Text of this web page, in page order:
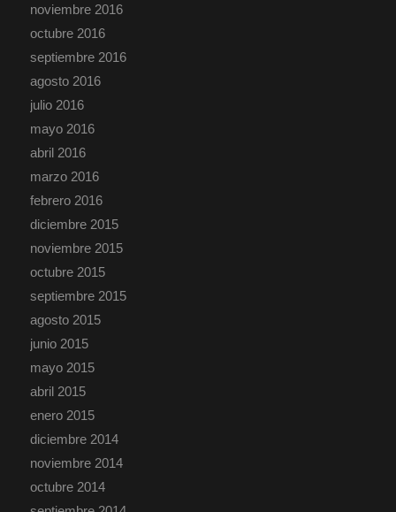
noviembre 2016
octubre 2016
septiembre 2016
agosto 2016
julio 2016
mayo 2016
abril 2016
marzo 2016
febrero 2016
diciembre 2015
noviembre 2015
octubre 2015
septiembre 2015
agosto 2015
junio 2015
mayo 2015
abril 2015
enero 2015
diciembre 2014
noviembre 2014
octubre 2014